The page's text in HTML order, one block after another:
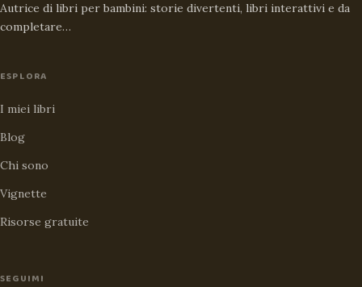
Autrice di libri per bambini: storie divertenti, libri interattivi e da
completare…
ESPLORA
I miei libri
Blog
Chi sono
Vignette
Risorse gratuite
SEGUIMI